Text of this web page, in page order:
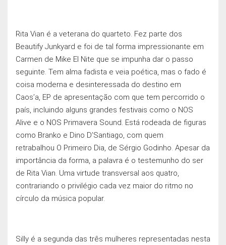
Rita Vian é a veterana do quarteto. Fez parte dos
Beautify Junkyard e foi de tal forma impressionante em
Carmen de Mike El Nite que se impunha dar o passo
seguinte. Tem alma fadista e veia poética, mas o fado é
coisa moderna e desinteressada do destino em
Caos’a, EP de apresentação com que tem percorrido o
país, incluindo alguns grandes festivais como o NOS
Alive e o NOS Primavera Sound. Está rodeada de figuras
como Branko e Dino D’Santiago, com quem
retrabalhou O Primeiro Dia, de Sérgio Godinho. Apesar da
importância da forma, a palavra é o testemunho do ser
de Rita Vian. Uma virtude transversal aos quatro,
contrariando o privilégio cada vez maior do ritmo no
círculo da música popular.
Silly é a segunda das três mulheres representadas nesta